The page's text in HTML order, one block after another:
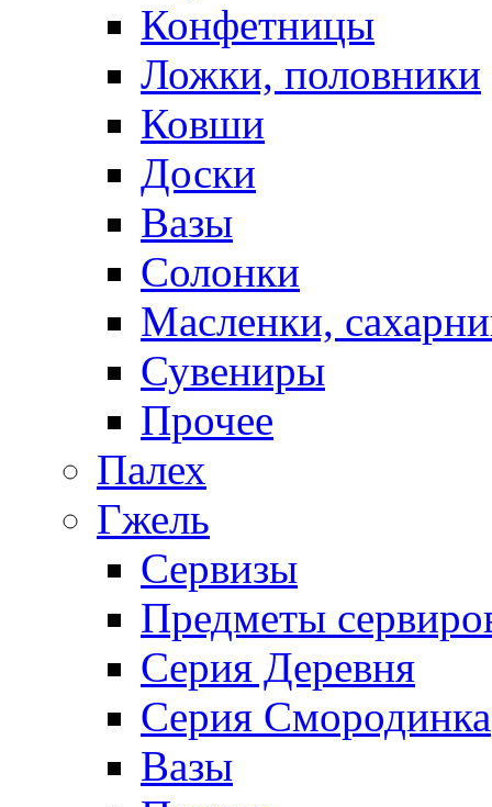
Конфетницы
Ложки, половники
Ковши
Доски
Вазы
Солонки
Масленки,
Сувениры
Прочее
Палех
Гжель
Сервизы
Предметы
Серия Деревня
Серия Смородинка
Вазы